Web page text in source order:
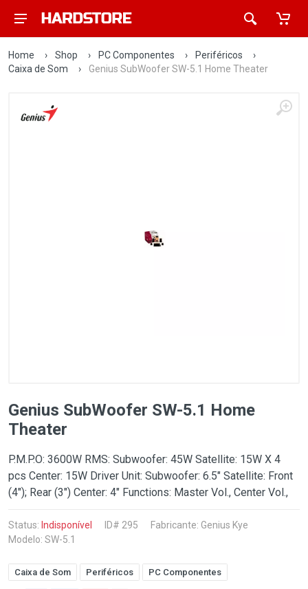
Home › Shop › PC Componentes › Periféricos
›
Caixa de Som
› Genius SubWoofer SW-5.1 Home Theater
Genius SubWoofer SW-5.1 Home
Theater
P.M.P.O: 3600W RMS: Subwoofer: 45W Satellite: 15W X 4
pcs Center: 15W Driver Unit: Subwoofer: 6.5" Satellite: Front
(4"); Rear (3") Center: 4" Functions: Master Vol., Center Vol.,
Status: Indisponível ID# 295 Fabricante: Genius Kye
Modelo: SW-5.1
Caixa de Som Periféricos PC Componentes